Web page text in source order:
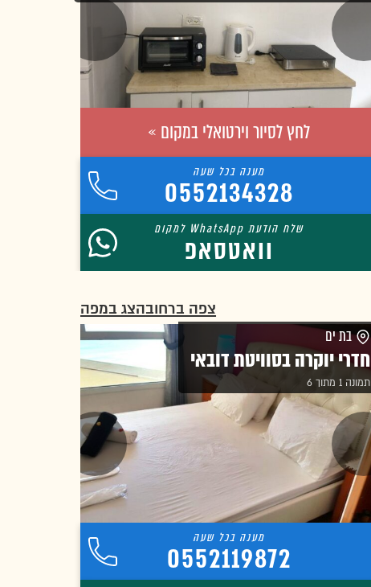
לחץ לסיור וירטואלי במקום »
0552134328
וואטסאפ
צפה ברחובהצג במפה
בת ים
חדרי יוקרה בסוויטת דובאי
תמונה 1 מתוך 6
0552119872